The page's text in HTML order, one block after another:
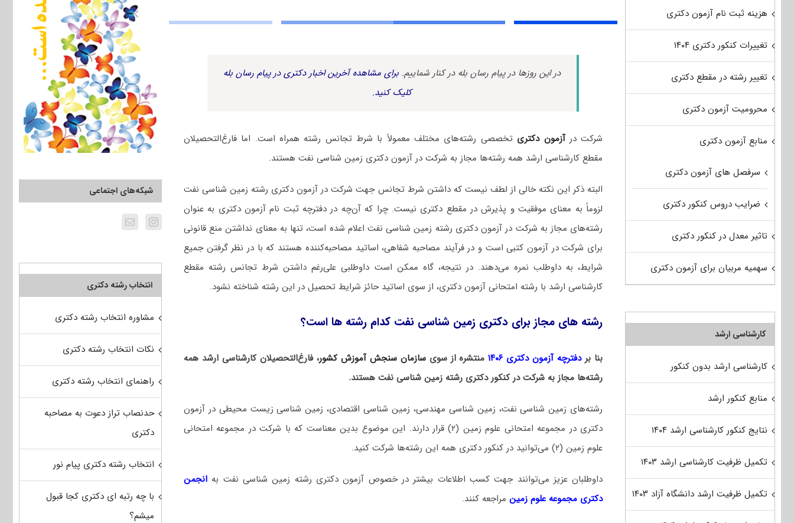
در این روزها در پیام رسان بله در کنار شماییم. برای مشاهده آخرین اخبار دکتری در پیام رسان بله
کلیک کنید.
شرکت درآزمون دکتری تخصصی رشته‌های مختلف معمولاً با شرط تجانس رشته همراه است. اما فارغ‌التحصیلان
مقطع کارشناسی ارشد همه رشته‌ها مجاز به شرکت در آزمون دکتری زمین‌ شناسی نفت هستند.
البته ذکر این نکته خالی از لطف نیست که داشتن شرط تجانس جهت شرکت در آزمون دکتری رشته زمین‌ شناسی نفت
لزوماً به معنای موفقیت و پذیرش در مقطع دکتری نیست. چرا که آن‌چه در دفترچه ثبت نام آزمون دکتری به عنوان
رشته‌های مجاز به شرکت در آزمون دکتری رشته زمین‌ شناسی نفت اعلام شده است، تنها به معنای نداشتن منع قانونی
برای شرکت در آزمون کتبی است و در فرآیند مصاحبه شفاهی، اساتید مصاحبه‌کننده هستند که با در نظر گرفتن جمیع
شرایط، به داوطلب نمره می‌دهند. در نتیجه، گاه ممکن است داوطلبی علی‌رغم داشتن شرط تجانس رشته مقطع
کارشناسی ارشد با رشته امتحانی آزمون دکتری، از سوی اساتید حائز شرایط تحصیل در این رشته شناخته نشود.
رشته های مجاز برای دکتری زمین‌ شناسی نفت کدام رشته ها است؟
بنا بردفترچه آزمون دکتری ۱۴۰۶ منتشره از سویسازمان سنجش آموزش کشور، فارغ‌التحصیلان کارشناسی ارشد همه
رشته‌ها مجاز به شرکت در کنکور دکتری رشته زمین‌ شناسی نفت هستند.
رشته‌های زمین شناسی نفت، زمین شناسی مهندسی، زمین شناسی اقتصادی، زمین شناسی زیست محیطی در آزمون
دکتری در مجموعه امتحانی علوم زمین (۲) قرار دارند. این موضوع بدین معناست که با شرکت در مجموعه امتحانی
علوم زمین (۲) می‌توانید در کنکور دکتری همه این رشته‌ها شرکت کنید.
داوطلبان عزیز می‌توانند جهت کسب اطلاعات بیشتر در خصوص آزمون دکتری رشته زمین شناسی نفت بهانجمن
دکتری مجموعه علوم زمین مراجعه کنند.
شبکه‌های اجتماعی
انتخاب رشته دکتری
مشاوره انتخاب رشته دکتری
نکات انتخاب رشته دکتری
راهنمای انتخاب رشته دکتری
حدنصاب تراز دعوت به مصاحبه
دکتری
انتخاب رشته دکتری پیام نور
با چه رتبه ای دکتری کجا قبول
میشم؟
هزینه ثبت نام آزمون دکتری
تغییرات کنکور دکتری ۱۴۰۴
تغییر رشته در مقطع دکتری
محرومیت آزمون دکتری
منابع آزمون دکتری
سرفصل های آزمون دکتری
ضرایب دروس کنکور دکتری
تاثیر معدل در کنکور دکتری
سهمیه مربیان برای آزمون دکتری
کارشناسی ارشد
کارشناسی ارشد بدون کنکور
منابع کنکور ارشد
نتایج کنکور کارشناسی ارشد ۱۴۰۴
تکمیل ظرفیت کارشناسی ارشد ۱۴۰۳
تکمیل ظرفیت ارشد دانشگاه آزاد ۱۴۰۳